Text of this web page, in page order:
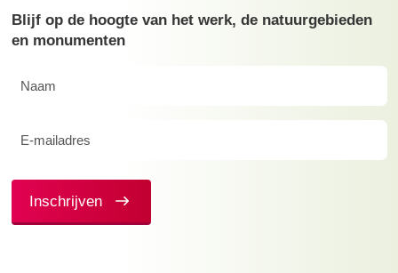
Blijf op de hoogte van het werk, de natuurgebieden
en monumenten
(Vereist)
Inschrijven